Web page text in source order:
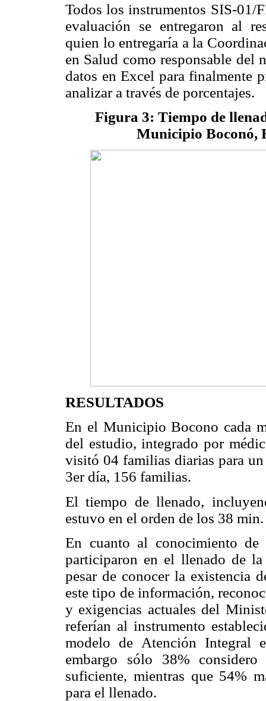
Todos los instrumentos SIS-01/
evaluación se entregaron al
quien lo entregaría a la
en Salud como responsable del
datos en Excel para finalmente
analizar a través de porcentajes.
Figura 3: Tiempo de
Municipio Boconó,
RESULTADOS
En el Municipio Bocono cada
del estudio, integrado por
visitó 04 familias diarias para
3er día, 156 familias.
El tiempo de llenado,
estuvo en el orden de los 38
En cuanto al conocimiento
participaron en el llenado de
pesar de conocer la existencia
este tipo de información,
y exigencias actuales del
referían al instrumento
modelo de Atención Integral
embargo sólo 38%
suficiente, mientras que 54%
para el llenado.